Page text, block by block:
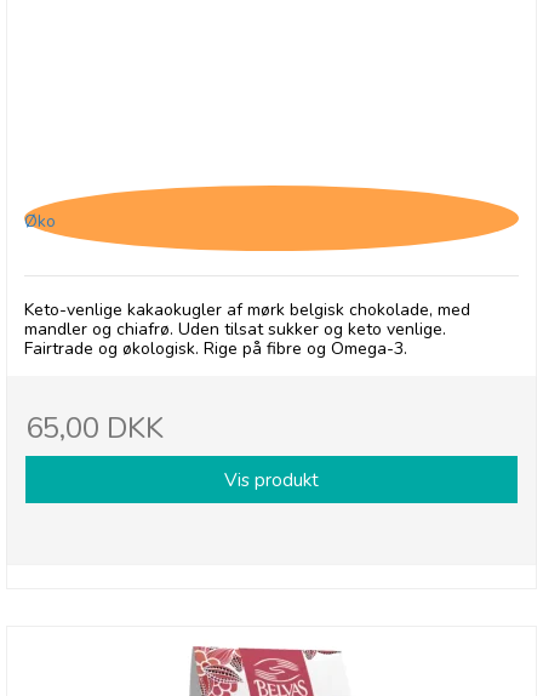
Øko
Keto-venlige kakaokugler af mørk belgisk chokolade, med
mandler og chiafrø. Uden tilsat sukker og keto venlige.
Fairtrade og økologisk. Rige på fibre og Omega-3.
65,00 DKK
Vis produkt